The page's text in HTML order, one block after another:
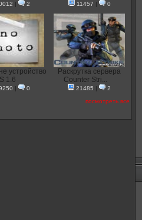
| 2 11457 | 0
устройство
1.6
| 0
Раскрутка сервера
Counter Stri...
21485 |
2
посмотреть все